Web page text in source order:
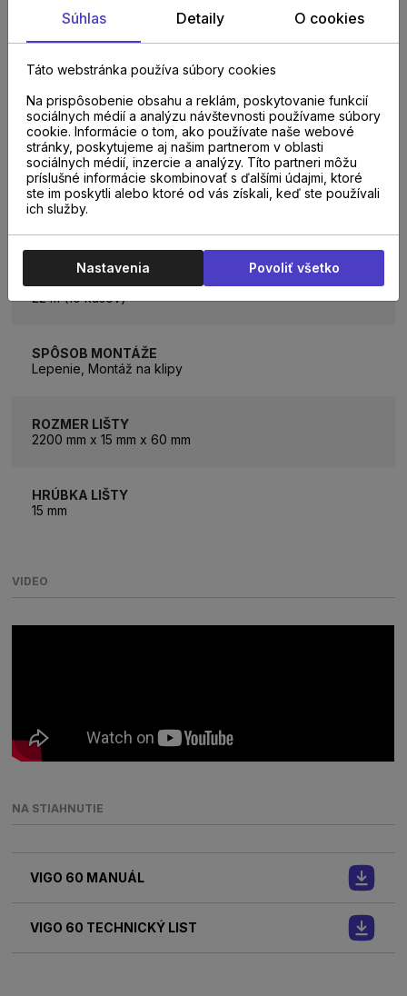
PARAMETRE
VÝŠKA LIŠTY
22 m (10 kusov)
SPÔSOB MONTÁŽE
Lepenie, Montáž na klipy
ROZMER LIŠTY
2200 mm x 15 mm x 60 mm
HRÚBKA LIŠTY
15 mm
VIDEO
NA STIAHNUTIE
VIGO 60 MANUÁL
VIGO 60 TECHNICKÝ LIST
Súhlas Detaily O cookies
Táto webstránka používa súbory cookies
Na prispôsobenie obsahu a reklám, poskytovanie funkcií
sociálnych médií a analýzu návštevnosti používame súbory
cookie. Informácie o tom, ako používate naše webové
stránky, poskytujeme aj našim partnerom v oblasti
sociálnych médií, inzercie a analýzy. Títo partneri môžu
príslušné informácie skombinovať s ďalšími údajmi, ktoré
ste im poskytli alebo ktoré od vás získali, keď ste používali
ich služby.
Nastavenia Povoliť všetko